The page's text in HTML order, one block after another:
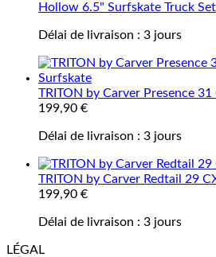
Hollow 6.5" Surfskate Truck Set
Délai de livraison : 3 jours
TRITON by Carver Presence
199,90 €
Délai de livraison : 3 jours
TRITON by Carver Redtail 29
199,90 €
Délai de livraison : 3 jours
LÉGAL